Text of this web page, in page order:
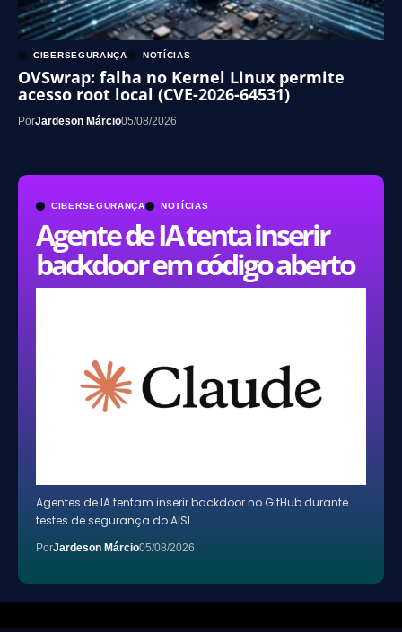
CIBERSEGURANÇA NOTÍCIAS
Agente de IA tenta inserir
backdoor em código aberto
Agentes de IA tentam inserir backdoor no GitHub durante
testes de segurança do AISI.
PorJardeson Márcio05/08/2026
CIBERSEGURANÇA NOTÍCIAS
OVSwrap: falha no Kernel Linux permite
acesso root local (CVE-2026-64531)
PorJardeson Márcio05/08/2026